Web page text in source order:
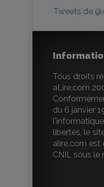
Tweets de
Tous droits
aLire.com
du 6 janvier
libertés, le
alire.com est
CNIL sous le